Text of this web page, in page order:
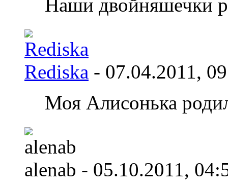
Наши двойняшечки
Rediska - 07.04.2011,
Моя Алисонька
alenab - 05.10.2011,